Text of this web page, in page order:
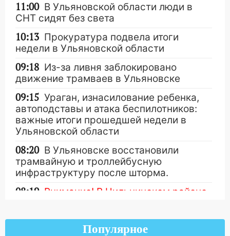
11:00 В Ульяновской области люди в
СНТ сидят без света
10:13 Прокуратура подвела итоги
недели в Ульяновской области
09:18 Из-за ливня заблокировано
движение трамваев в Ульяновске
09:15 Ураган, изнасилование ребенка,
автоподставы и атака беспилотников:
важные итоги прошедшей недели в
Ульяновской области
08:20 В Ульяновске восстановили
трамвайную и троллейбусную
инфраструктуру после шторма.
08:19 Внимание! В Цильнинском районе
08:11 На Ульяновск снова надвигается
Популярное